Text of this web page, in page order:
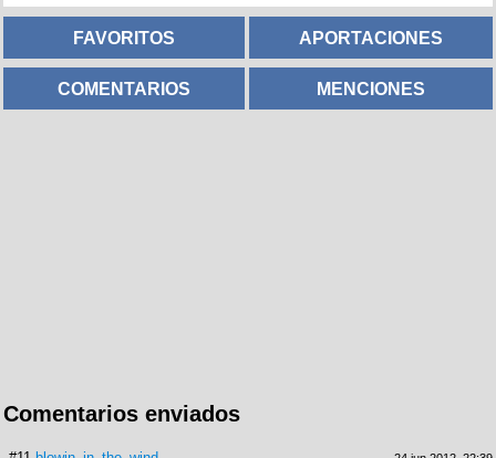
FAVORITOS APORTACIONES
COMENTARIOS MENCIONES
Comentarios enviados